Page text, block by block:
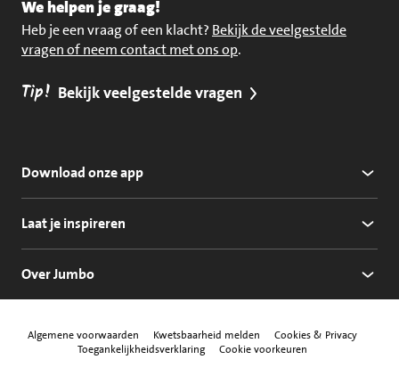
We helpen je graag!
Heb je een vraag of een klacht? Bekijk de veelgestelde
vragen of neem contact met ons op.
Tip! Bekijk veelgestelde vragen
Download onze app
Laat je inspireren
Over Jumbo
Algemene voorwaarden Kwetsbaarheid melden
Cookies & Privacy
Toegankelijkheidsverklaring
Cookie voorkeuren